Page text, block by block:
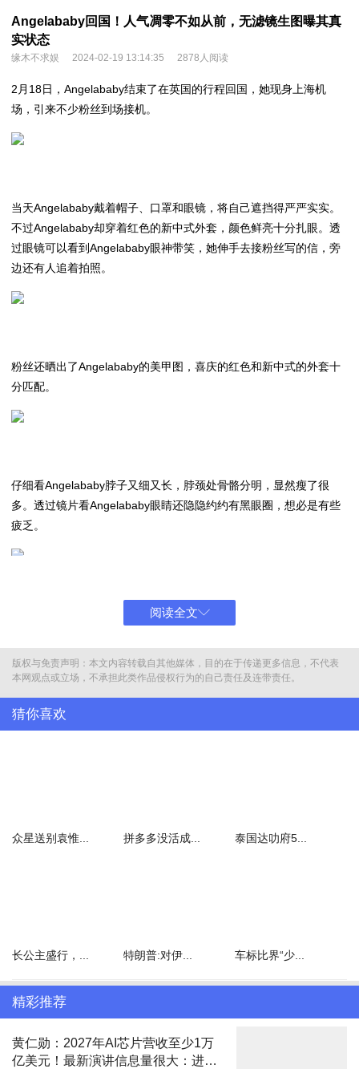
Angelababy回国！人气凋零不如从前，无滤镜生图曝其真
实状态
缘木不求娱 2024-02-19 13:14:35 2878人阅读
2月18日，Angelababy结束了在英国的行程回国，她现身上海机
场，引来不少粉丝到场接机。
当天Angelababy戴着帽子、口罩和眼镜，将自己遮挡得严严实实。
不过Angelababy却穿着红色的新中式外套，颜色鲜亮十分扎眼。透
过眼镜可以看到Angelababy眼神带笑，她伸手去接粉丝写的信，旁
边还有人追着拍照。
粉丝还晒出了Angelababy的美甲图，喜庆的红色和新中式的外套十
分匹配。
仔细看Angelababy脖子又细又长，脖颈处骨骼分明，显然瘦了很
多。透过镜片看Angelababy眼睛还隐隐约约有黑眼圈，想必是有些
疲乏。
粉丝贴心的为Angelababy准备了礼物，有人准备了一朵超大的纸折
物，和粉丝们一一互动。不过从照片来看，现场的粉丝并不多。
一番互动之后，Angelababy起身回到了车内，在车内还不断和粉丝
挥手告别。
阅读全文
版权与免责声明：本文内容转载自其他媒体，目的在于传递更多信息，不代表
本网观点或立场，不承担此类作品侵权行为的自己责任及连带责任。
猜你喜欢
众星送别袁惟... 拼多多没活成... 泰国达叻府5...
长公主盛行，... 特朗普:对伊... 车标比界“少...
精彩推荐
黄仁勋：2027年AI芯片营收至少1万
亿美元！最新演讲信息量很大：进军